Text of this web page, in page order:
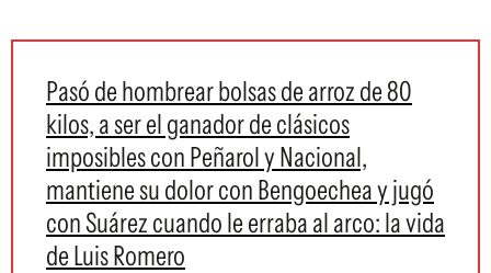
Pasó de hombrear bolsas de arroz de 80
kilos, a ser el ganador de clásicos
imposibles con Peñarol y Nacional,
mantiene su dolor con Bengoechea y jugó
con Suárez cuando le erraba al arco: la vida
de Luis Romero